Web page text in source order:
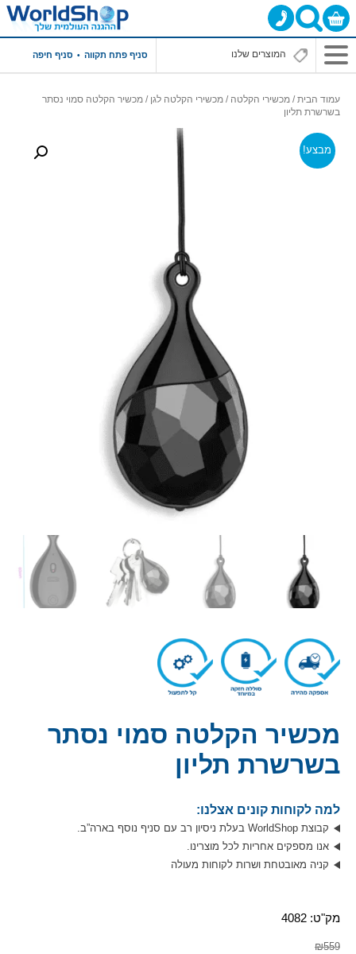
סניף פתח תקווה סניף חיפה
עמוד הבית/ מכשירי הקלטה / מכשירי הקלטה לגן / מכשיר הקלטה סמוי נסתר
בשרשרת תליון
מבצע!
מכשיר הקלטה סמוי נסתר
בשרשרת תליון
למה לקוחות קונים אצלנו:
קבוצת WorldShop בעלת ניסיון רב עם סניף נוסף בארה”ב.
אנו מספקים אחריות לכל מוצרינו.
קניה מאובטחת ושרות לקוחות מעולה
מק"ט: 4082
₪559